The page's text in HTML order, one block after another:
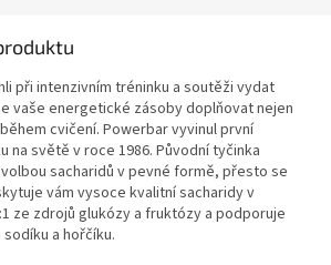
při intenzivním tréninku a soutěži vydat
vaše energetické zásoby doplňovat nejen
cvičení. Powerbar vyvinul první
na světě v roce 1986. Původní tyčinka
sacharidů v pevné formě, přesto se
vám vysoce kvalitní sacharidy v
ze zdrojů glukózy a fruktózy a podporuje
a hořčíku.